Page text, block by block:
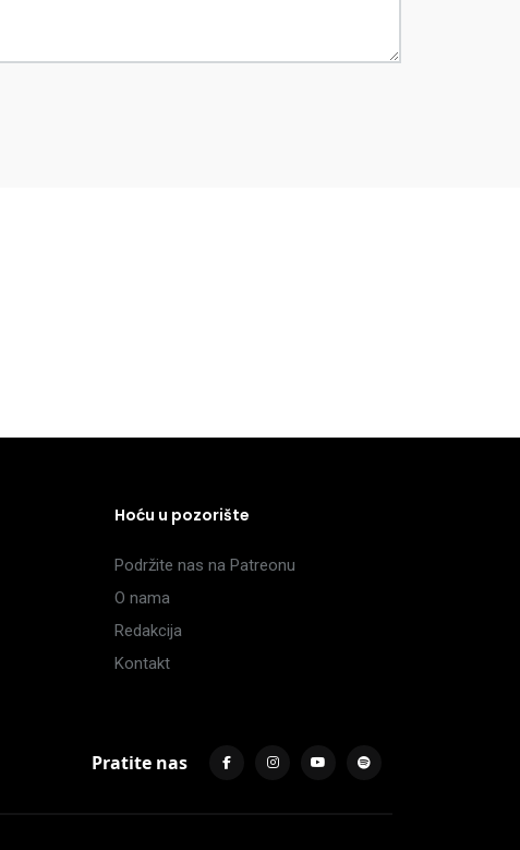
Hoću u pozorište
Podržite nas na Patreonu
O nama
Redakcija
Kontakt
Pratite nas